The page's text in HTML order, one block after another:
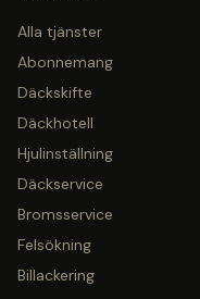
Alla tjänster
Abonnemang
Däckskifte
Däckhotell
Hjulinställning
Däckservice
Bromsservice
Felsökning
Billackering